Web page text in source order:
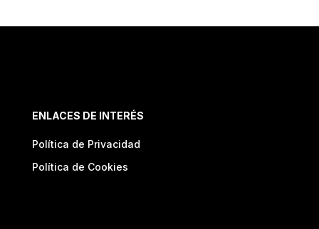
ENLACES DE INTERÉS
Política de Privacidad
Política de Cookies